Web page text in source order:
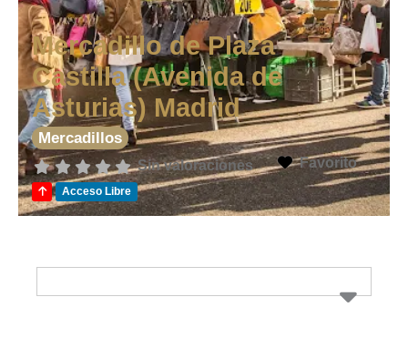
Mercadillo de Plaza
Castilla (Avenida de
Asturias) Madrid
Mercadillos
Sin valoraciones Favorito
Acceso Libre